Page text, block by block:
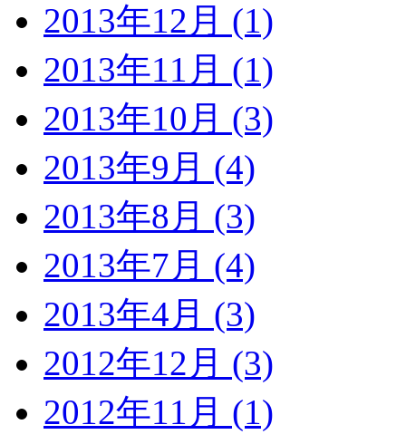
2013年12月 (1)
2013年11月 (1)
2013年10月 (3)
2013年9月 (4)
2013年8月 (3)
2013年7月 (4)
2013年4月 (3)
2012年12月 (3)
2012年11月 (1)